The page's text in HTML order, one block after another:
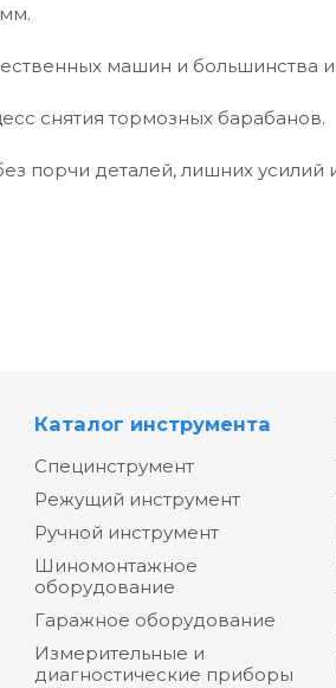
машин и большинства
снятия тормозных барабанов.
порчи деталей, лишних усилий
Каталог инструмента
Специнструмент
Режущий инструмент
Ручной инструмент
Шиномонтажное
оборудование
Гаражное оборудование
Измерительные и
диагностические приборы